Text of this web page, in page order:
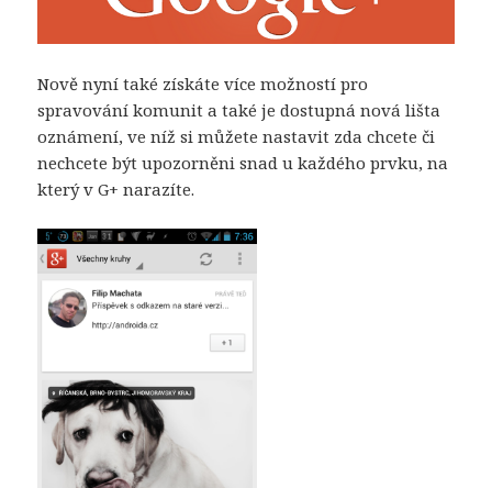
Nově nyní také získáte více možností pro
spravování komunit a také je dostupná nová lišta
oznámení, ve níž si můžete nastavit zda chcete či
nechcete být upozorněni snad u každého prvku, na
který v G+ narazíte.